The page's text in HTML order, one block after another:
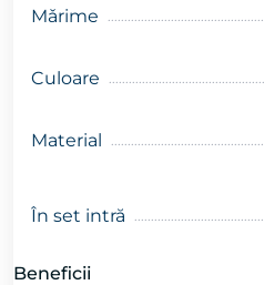
Mǎrime
Culoare
Material
În set intră
Beneficii